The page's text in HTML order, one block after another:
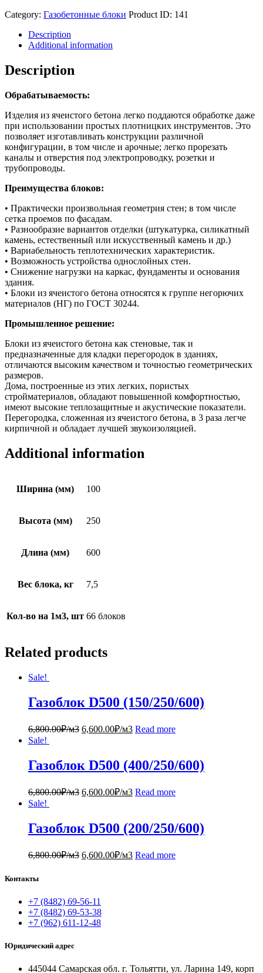
Category: Газобетонные блоки Product ID: 141
Description
Additional information
Description
Обрабатываемость:
Изделия из ячеистого бетона легко поддаются обработке даже
при использовании простых плотницких инструментов. Это
позволяет изготавливать конструкции различной
конфигурации, в том числе и арочные; легко прорезать
каналы и отверстия под электропроводку, розетки и
трубопроводы.
Преимущества блоков:
• Практически произвольная геометрия стен; в том числе
сетка проемов по фасадам.
• Разнообразие вариантов отделки (штукатурка, силикатный
камень, естественный или искусственный камень и др.)
• Вариабельность теплотехнических характеристик.
• Возможность устройства однослойных стен.
• Снижение нагрузки на каркас, фундаменты и основания
здания.
• Блоки из ячеистого бетона относятся к группе негорючих
материалов (НГ) по ГОСТ 30244.
Промышленное решение:
Блоки из ячеистого бетона как стеновые, так и
предназначенные для кладки перегородок в зданиях,
отличаются высоким качеством и точностью геометрических
размеров.
Дома, построенные из этих легких, пористых
стройматериалов, обладают повышенной комфортностью,
имеют высокие теплозащитные и акустические показатели.
Перегородка, сложенная из ячеистого бетона, в 3 раза легче
кирпичной и обладает лучшей звукоизоляцией.
Additional information
Ширина (мм) 100
Высота (мм) 250
Длина (мм) 600
Вес блока, кг 7,5
Кол-во на 1м3, шт 66 блоков
Related products
Sale!
Газоблок D500 (150/250/600)
6,800.00₽/м3 6,600.00₽/м3 Read more
Sale!
Газоблок D500 (400/250/600)
6,800.00₽/м3 6,600.00₽/м3 Read more
Sale!
Газоблок D500 (200/250/600)
6,800.00₽/м3 6,600.00₽/м3 Read more
Контакты
+7 (8482) 69-56-11
+7 (8482) 69-53-38
+7 (962) 611-12-48
Юридический адрес
445044 Самарская обл. г. Тольятти, ул. Ларина 149, корп